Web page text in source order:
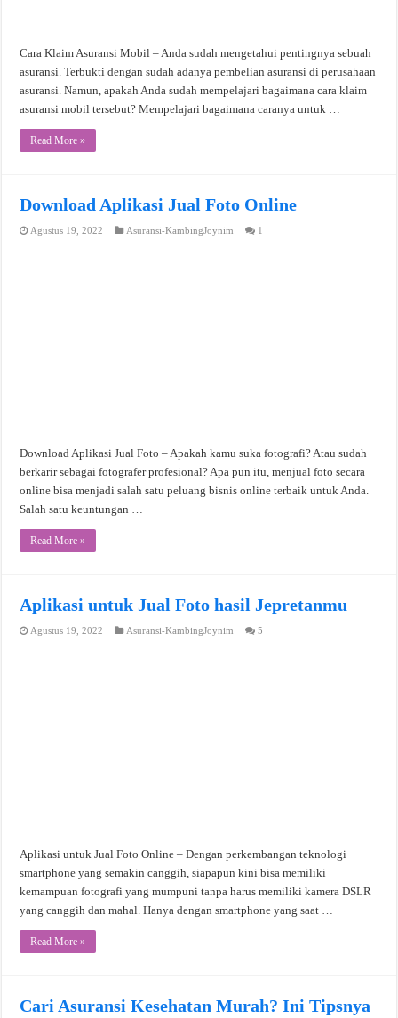
Cara Klaim Asuransi Mobil – Anda sudah mengetahui pentingnya sebuah
asuransi. Terbukti dengan sudah adanya pembelian asuransi di perusahaan
asuransi. Namun, apakah Anda sudah mempelajari bagaimana cara klaim
asuransi mobil tersebut? Mempelajari bagaimana caranya untuk …
Read More »
Download Aplikasi Jual Foto Online
Agustus 19, 2022 Asuransi-KambingJoynim 1
Download Aplikasi Jual Foto – Apakah kamu suka fotografi? Atau sudah
berkarir sebagai fotografer profesional? Apa pun itu, menjual foto secara
online bisa menjadi salah satu peluang bisnis online terbaik untuk Anda.
Salah satu keuntungan …
Read More »
Aplikasi untuk Jual Foto hasil Jepretanmu
Agustus 19, 2022 Asuransi-KambingJoynim 5
Aplikasi untuk Jual Foto Online – Dengan perkembangan teknologi
smartphone yang semakin canggih, siapapun kini bisa memiliki
kemampuan fotografi yang mumpuni tanpa harus memiliki kamera DSLR
yang canggih dan mahal. Hanya dengan smartphone yang saat …
Read More »
Cari Asuransi Kesehatan Murah? Ini Tipsnya